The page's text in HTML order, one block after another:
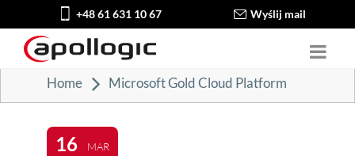
+48 61 631 10 67 Wyślij mail
Home Microsoft Gold Cloud Platform
16 MAR